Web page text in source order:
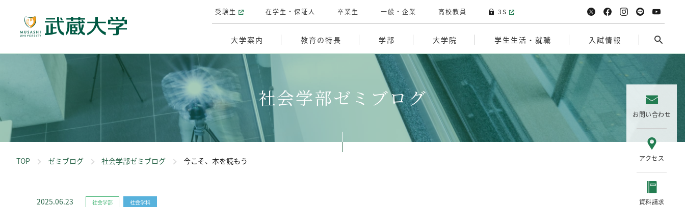
大学案内 教育の特長 学部 大学院 学生生活・就職 入試情報
受験生 在学生・保証人 卒業生 一般・企業 高校教員 3S
お問い合わせ
アクセス
資料請求
社会学部ゼミブログ
TOP ゼミブログ 社会学部ゼミブログ 今こそ、本を読もう
2025.06.23 社会学部 社会学科